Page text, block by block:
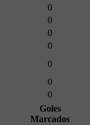
0
0
0
0
0
0
0
Goles
Marcados